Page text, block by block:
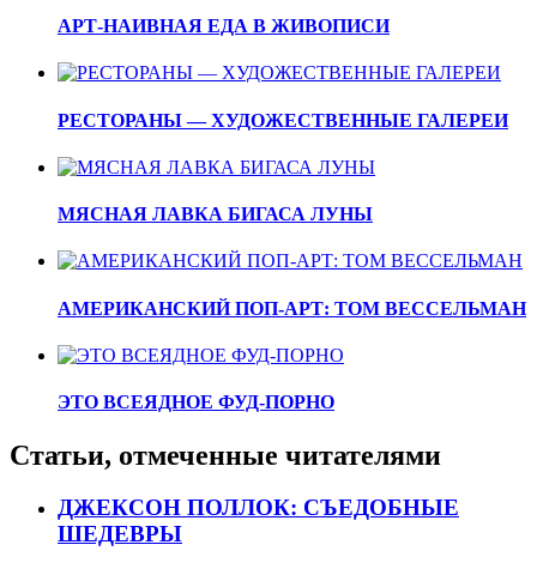
АРТ-НАИВНАЯ ЕДА В ЖИВОПИСИ
РЕСТОРАНЫ — ХУДОЖЕСТВЕННЫЕ ГАЛЕРЕИ
МЯСНАЯ ЛАВКА БИГАСА ЛУНЫ
АМЕРИКАНСКИЙ ПОП-АРТ: ТОМ ВЕССЕЛЬМАН
ЭТО ВСЕЯДНОЕ ФУД-ПОРНО
Статьи, отмеченные читателями
ДЖЕКСОН ПОЛЛОК: СЪЕДОБНЫЕ
ШЕДЕВРЫ